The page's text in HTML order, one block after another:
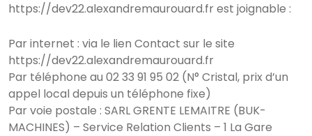
https://dev22.alexandremaurouard.fr est joignable :
Par internet : via le lien Contact sur le site
https://dev22.alexandremaurouard.fr
Par téléphone au 02 33 91 95 02 (N° Cristal, prix d’un
appel local depuis un téléphone fixe)
Par voie postale : SARL GRENTE LEMAITRE (BUK-
MACHINES) – Service Relation Clients – 1 La Gare